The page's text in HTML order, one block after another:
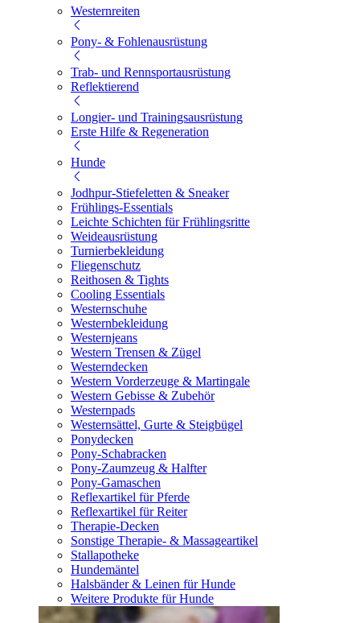
Westernreiten
Pony- & Fohlenausrüstung
Trab- und Rennsportausrüstung
Reflektierend
Longier- und Trainingsausrüstung
Erste Hilfe & Regeneration
Hunde
Jodhpur-Stiefeletten & Sneaker
Frühlings-Essentials
Leichte Schichten für Frühlingsritte
Weideausrüstung
Turnierbekleidung
Fliegenschutz
Reithosen & Tights
Cooling Essentials
Westernschuhe
Westernbekleidung
Westernjeans
Western Trensen & Zügel
Westerndecken
Western Vorderzeuge & Martingale
Western Gebisse & Zubehör
Westernpads
Westernsättel, Gurte & Steigbügel
Ponydecken
Pony-Schabracken
Pony-Zaumzeug & Halfter
Pony-Gamaschen
Reflexartikel für Pferde
Reflexartikel für Reiter
Therapie-Decken
Sonstige Therapie- & Massageartikel
Stallapotheke
Hundemäntel
Halsbänder & Leinen für Hunde
Weitere Produkte für Hunde